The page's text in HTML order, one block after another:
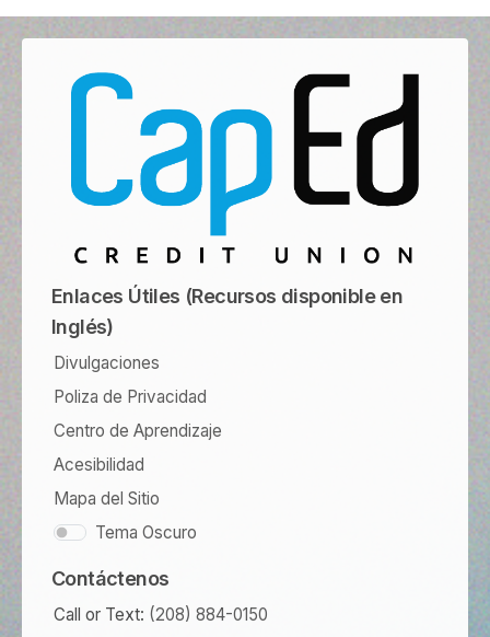
Enlaces Útiles (Recursos disponible en
Inglés)
Divulgaciones
Poliza de Privacidad
Centro de Aprendizaje
Acesibilidad
Mapa del Sitio
Tema Oscuro
Contáctenos
Call or Text: (208) 884-0150